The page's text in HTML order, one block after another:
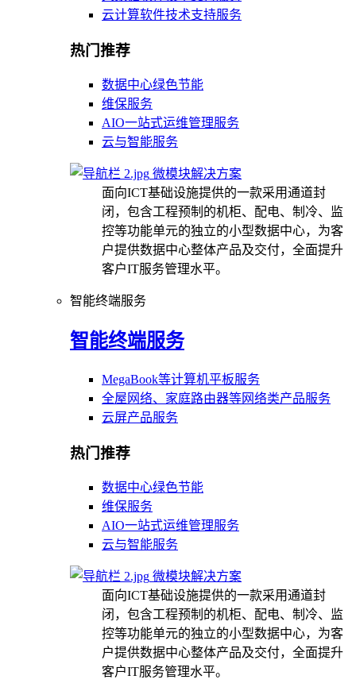
云计算软件技术支持服务
热门推荐
数据中心绿色节能
维保服务
AIO一站式运维管理服务
云与智能服务
微模块解决方案
面向ICT基础设施提供的一款采用通道封
闭，包含工程预制的机柜、配电、制冷、监
控等功能单元的独立的小型数据中心，为客
户提供数据中心整体产品及交付，全面提升
客户IT服务管理水平。
智能终端服务
智能终端服务
MegaBook等计算机平板服务
全屋网络、家庭路由器等网络类产品服务
云屏产品服务
热门推荐
数据中心绿色节能
维保服务
AIO一站式运维管理服务
云与智能服务
微模块解决方案
面向ICT基础设施提供的一款采用通道封
闭，包含工程预制的机柜、配电、制冷、监
控等功能单元的独立的小型数据中心，为客
户提供数据中心整体产品及交付，全面提升
客户IT服务管理水平。